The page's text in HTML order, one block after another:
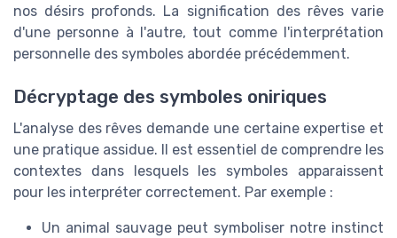
nos désirs profonds. La signification des rêves varie
d'une personne à l'autre, tout comme l'interprétation
personnelle des symboles abordée précédemment.
Décryptage des symboles oniriques
L'analyse des rêves demande une certaine expertise et
une pratique assidue. Il est essentiel de comprendre les
contextes dans lesquels les symboles apparaissent
pour les interpréter correctement. Par exemple :
Un animal sauvage peut symboliser notre instinct